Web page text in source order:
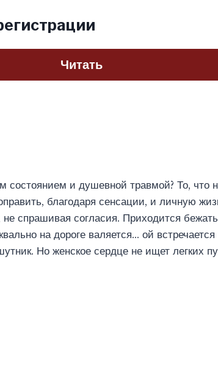
Читать
и душевной травмой? То, что
благодаря сенсации, и личную
не спрашивая согласия. Приходится
на дороге валяется… ой
Но женское сердце не ищет легких